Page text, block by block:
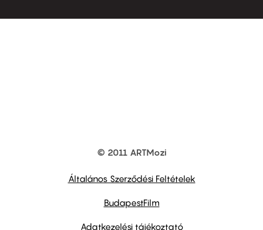
© 2011 ARTMozi
Általános Szerződési Feltételek
BudapestFilm
Adatkezelési tájékoztató